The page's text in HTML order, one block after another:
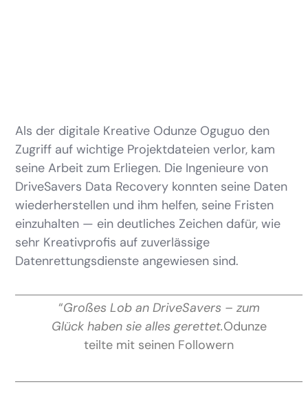
Als der digitale Kreative Odunze Oguguo den
Zugriff auf wichtige Projektdateien verlor, kam
seine Arbeit zum Erliegen. Die Ingenieure von
DriveSavers Data Recovery konnten seine Daten
wiederherstellen und ihm helfen, seine Fristen
einzuhalten — ein deutliches Zeichen dafür, wie
sehr Kreativprofis auf zuverlässige
Datenrettungsdienste angewiesen sind.
“Großes Lob an DriveSavers – zum
Glück haben sie alles gerettet.Odunze
teilte mit seinen Followern